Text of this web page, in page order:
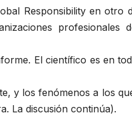
Responsibility en otro
profesionales
El científico es en
y los fenómenos a los
La discusión continúa).